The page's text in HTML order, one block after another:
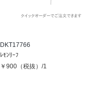
DKT17766
ﾚﾓﾝﾘｰﾌ
￥900（税抜）/1